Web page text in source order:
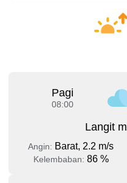
Pagi
08:00
Langit
Angin: Barat, 2.2 m/s
Kelembaban: 86 %